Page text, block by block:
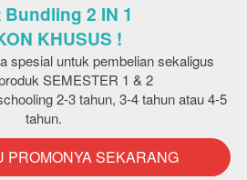
Bundling 2 IN 1
KHUSUS !
spesial untuk pembelian sekaligus
SEMESTER 1 & 2
2-3 tahun, 3-4 tahun atau 4-5
tahun.
PROMONYA SEKARANG